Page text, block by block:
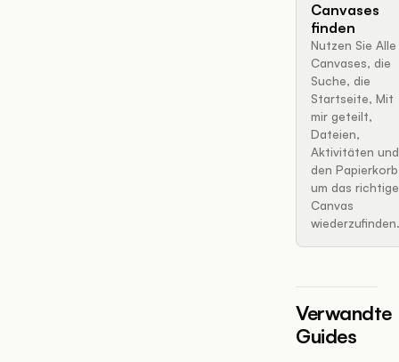
Canvases
finden
Nutzen Sie Alle
Canvases, die
Suche, die
Startseite, Mit
mir geteilt,
Dateien,
Aktivitäten und
den
um das richtige
Canvas
wiederzufinden.
Verwandte
Guides